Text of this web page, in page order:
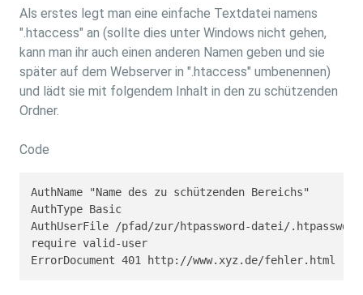
Als erstes legt man eine einfache Textdatei namens
".htaccess" an (sollte dies unter Windows nicht gehen,
kann man ihr auch einen anderen Namen geben und sie
später auf dem Webserver in ".htaccess" umbenennen)
und lädt sie mit folgendem Inhalt in den zu schützenden
Ordner.
Code
AuthName "Name des zu schützenden Bereichs"
AuthType Basic
AuthUserFile /pfad/zur/htpassword-datei/.htpasswd
require valid-user
ErrorDocument 401 http://www.xyz.de/fehler.html